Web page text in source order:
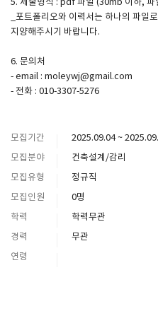
Contact
5. 제출형식 : pdf 파일 (30mb 이하,
_포트폴리오와 이력서는 하나의 파일
지양해주시기 바랍니다.
6. 문의처
- email : moleywj@gmail.com
- 전화 : 010-3307-5276
모집기간
2025.09.04 ~
모집분야
건축설계/감리
모집유형
정규직
모집인원
0명
학력
학력무관
경력
무관
연령